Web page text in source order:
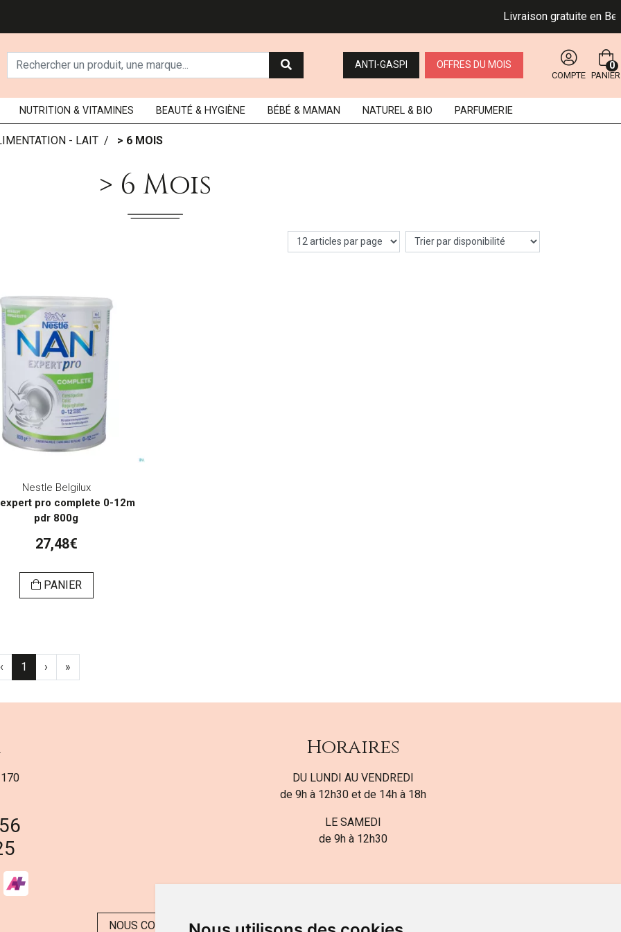
Livraison gratuite en
ANTI-GASPI OFFRES DU MOIS
COMPTE PANIER
0
NUTRITION & VITAMINES BEAUTÉ & HYGIÈNE BÉBÉ & MAMAN NATUREL & BIO PARFUMERIE
- LAIT > 6 MOIS
> 6 Mois
Nestle Belgilux
pro complete 0-12m
pdr 800g
27,48€
PANIER
‹ 1 › »
Horaires
DU LUNDI AU VENDREDI
de 9h à 12h30 et de 14h à 18h
LE SAMEDI
de 9h à 12h30
NOUS CONTACTER